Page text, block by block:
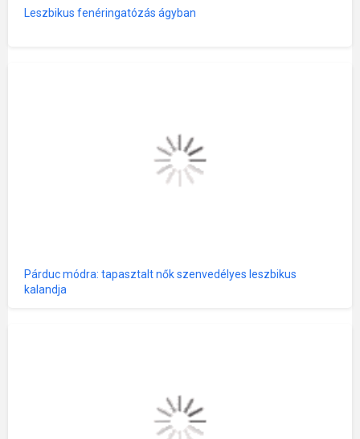
Leszbikus fenéringatózás ágyban
Párduc módra: tapasztalt nők szenvedélyes leszbikus
kalandja